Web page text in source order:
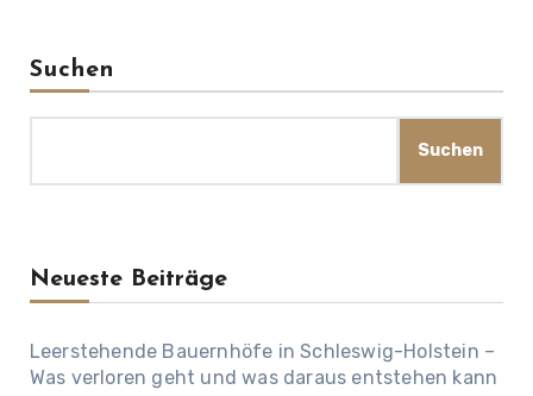
Suchen
Suchen
Neueste Beiträge
Leerstehende Bauernhöfe in Schleswig-Holstein –
Was verloren geht und was daraus entstehen kann